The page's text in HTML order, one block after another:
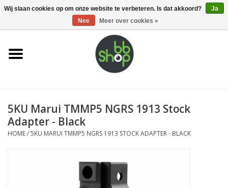
0 Artikelen - €0,00
Home
Supplies
Airsoft guns
5KU Marui TMMP5 NGRS 1913 Stock
Adapter - Black
HOME/5KU MARUI TMMP5 NGRS 1913 STOCK ADAPTER - BLACK
Wij slaan cookies op om onze website te verbeteren. Is dat akkoord?
Ja
Nee
Meer over cookies »